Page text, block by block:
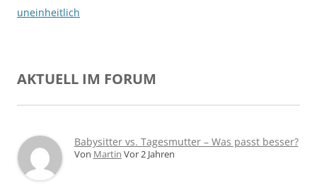
uneinheitlich
AKTUELL IM FORUM
Babysitter vs. Tagesmutter – Was passt besser?
Von Martin Vor 2 Jahren